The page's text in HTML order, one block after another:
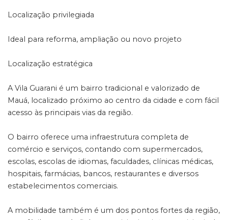
Localização privilegiada
Ideal para reforma, ampliação ou novo projeto
Localização estratégica
A Vila Guarani é um bairro tradicional e valorizado de
Mauá, localizado próximo ao centro da cidade e com fácil
acesso às principais vias da região.
O bairro oferece uma infraestrutura completa de
comércio e serviços, contando com supermercados,
escolas, escolas de idiomas, faculdades, clínicas médicas,
hospitais, farmácias, bancos, restaurantes e diversos
estabelecimentos comerciais.
A mobilidade também é um dos pontos fortes da região,